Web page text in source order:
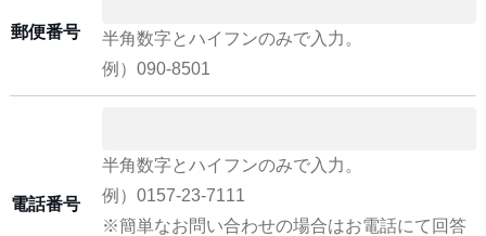
郵便番号
半角数字とハイフンのみで入力。
例）090-8501
電話番号
半角数字とハイフンのみで入力。
例）0157-23-7111
※簡単なお問い合わせの場合はお電話にて回答